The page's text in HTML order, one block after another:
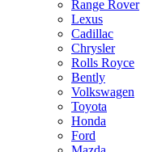
Range Rover
Lexus
Cadillac
Chrysler
Rolls Royce
Bently
Volkswagen
Toyota
Honda
Ford